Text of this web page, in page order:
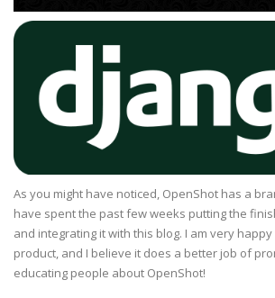
As you might have noticed, OpenShot has a
have spent the past few weeks putting the
and integrating it with this blog. I am very
product, and I believe it does a better job of
educating people about OpenShot!